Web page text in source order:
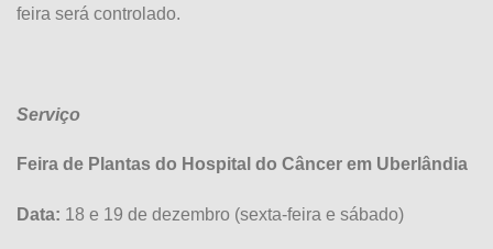
feira será controlado.
Serviço
Feira de Plantas do Hospital do Câncer em Uberlândia
Data: 18 e 19 de dezembro (sexta-feira e sábado)